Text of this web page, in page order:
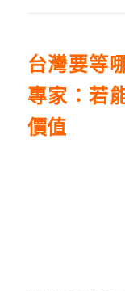
台灣要等
專家：若
價值